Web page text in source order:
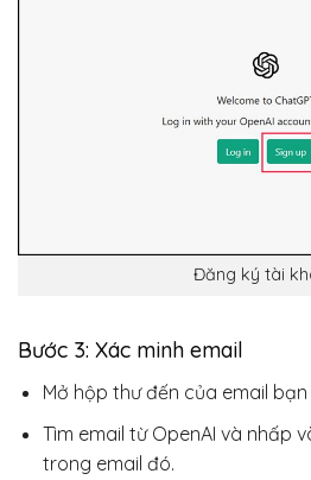
Đăng ký tài
Bước 3: Xác minh email
Mở hộp thư đến của email
Tìm email từ OpenAI và nhấp
trong email đó.